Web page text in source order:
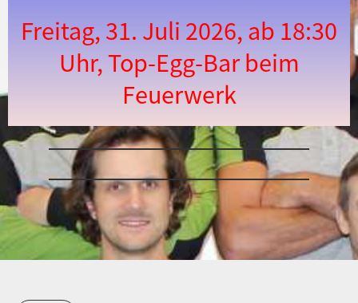
Freitag, 31. Juli 2026, ab 18:30
Uhr, Top-Egg-Bar beim
Feuerwerk